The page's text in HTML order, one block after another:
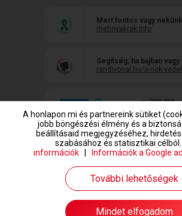
Mert fontos vagy nekünk
mehnyakrak.info
Segítség, ha bajban vagy
randivonal.hu/a-nok-
www.randivonal.hu © Copyright 1999-2026
A honlapon mi és partnereink sütiket
jobb böngészési élmény és a
beállításaid megjegyzéséhez,
szabásához és statisztikai célból.
információk
Információk a Google
További lehetőségek
Mindet elfogadom